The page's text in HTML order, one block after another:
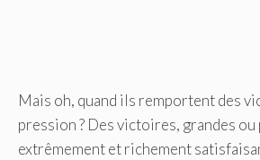
Mais oh, quand ils remportent des
pression ? Des victoires, grandes ou
extrêmement et richement